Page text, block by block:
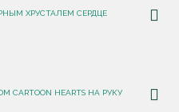
ХРУСТАЛЕМ СЕРДЦЕ
HEARTS НА РУКУ